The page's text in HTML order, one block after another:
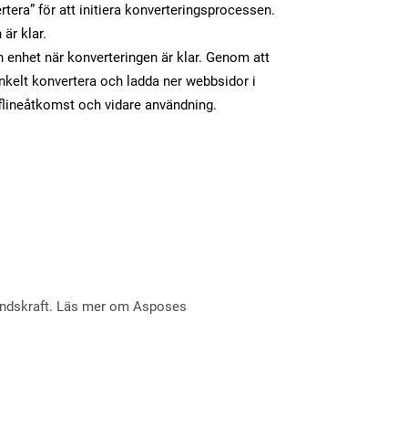
för att initiera konverteringsprocessen.
är klar.
enhet när konverteringen är klar. Genom att
konvertera och ladda ner webbsidor i
och vidare användning.
Läs mer om Asposes